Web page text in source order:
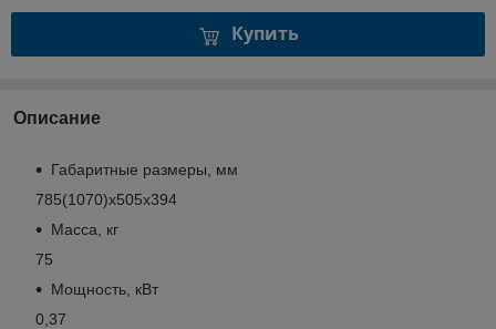
Купить
Описание
Габаритные размеры, мм
785(1070)х505х394
Масса, кг
75
Мощность, кВт
0,37